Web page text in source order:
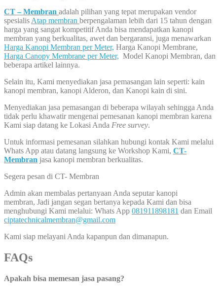
CT – Membran adalah pilihan yang tepat merupakan vendor
spesialisAtap membran berpengalaman lebih dari 15 tahun dengan
harga yang sangat kompetitif Anda bisa mendapatkan kanopi
membran yang berkualitas, awet dan bergaransi, juga menawarkan
Harga Kanopi Membran per Meter, Harga Kanopi Membrane,
Harga Canopy Membrane per Meter, Model Kanopi Membran, dan
beberapa artikel lainnya.
Selain itu, Kami menyediakan jasa pemasangan lain seperti: kain
kanopi membran, kanopi Alderon, dan Kanopi kain di sini.
Menyediakan jasa pemasangan di beberapa wilayah sehingga Anda
tidak perlu khawatir mengenai pemesanan kanopi membran karena
Kami siap datang ke Lokasi Anda Free survey.
Untuk informasi pemesanan silahkan hubungi kontak Kami melalui
Whats App atau datang langsung ke Workshop Kami, CT-
Membran jasa kanopi membran berkualitas.
Segera pesan di CT- Membran
Admin akan membalas pertanyaan Anda seputar kanopi
membran, Jadi jangan segan bertanya kepada Kami dan bisa
menghubungi Kami melalui: Whats App 081911898181 dan Email
ciptatechnicalmembran@gmail.com
Kami siap melayani Anda kapanpun dan dimanapun.
FAQs
Apakah bisa memesan jasa pasang?